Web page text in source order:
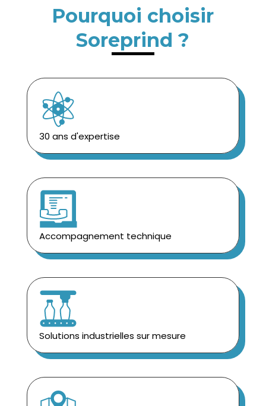
Pourquoi choisir
Soreprind ?
30 ans d'expertise
Accompagnement technique
Solutions industrielles sur mesure